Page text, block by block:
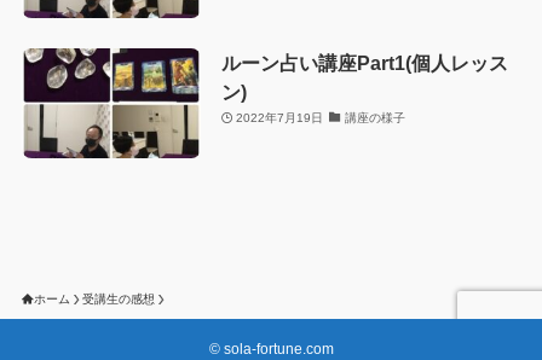
ルーン占い講座Part1(個人レッス
ン)
2022年7月19日 講座の様子
ホーム 受講生の感想
©sola-fortune.com